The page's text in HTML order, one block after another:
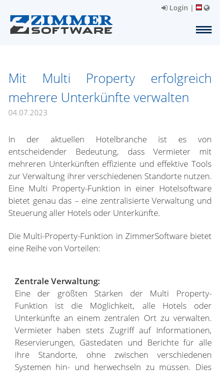
Login |
Mit Multi Property erfolgreich
mehrere Unterkünfte verwalten
04.07.2023
In der aktuellen Hotelbranche ist es von
entscheidender Bedeutung, dass Vermieter mit
mehreren Unterkünften effiziente und effektive Tools
zur Verwaltung ihrer verschiedenen Standorte nutzen.
Eine Multi Property-Funktion in einer Hotelsoftware
bietet genau das – eine zentralisierte Verwaltung und
Steuerung aller Hotels oder Unterkünfte.
Die Multi-Property-Funktion in ZimmerSoftware bietet
eine Reihe von Vorteilen:
Zentrale Verwaltung:
Eine der größten Stärken der Multi Property-
Funktion ist die Möglichkeit, alle Hotels oder
Unterkünfte an einem zentralen Ort zu verwalten.
Vermieter haben stets Zugriff auf Informationen,
Reservierungen, Gästedaten und Berichte für alle
ihre Standorte, ohne zwischen verschiedenen
Systemen hin- und herwechseln zu müssen. Dies